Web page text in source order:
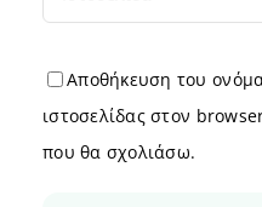
Αποθήκευση του
ιστοσελίδας στον
που θα σχολιάσω.